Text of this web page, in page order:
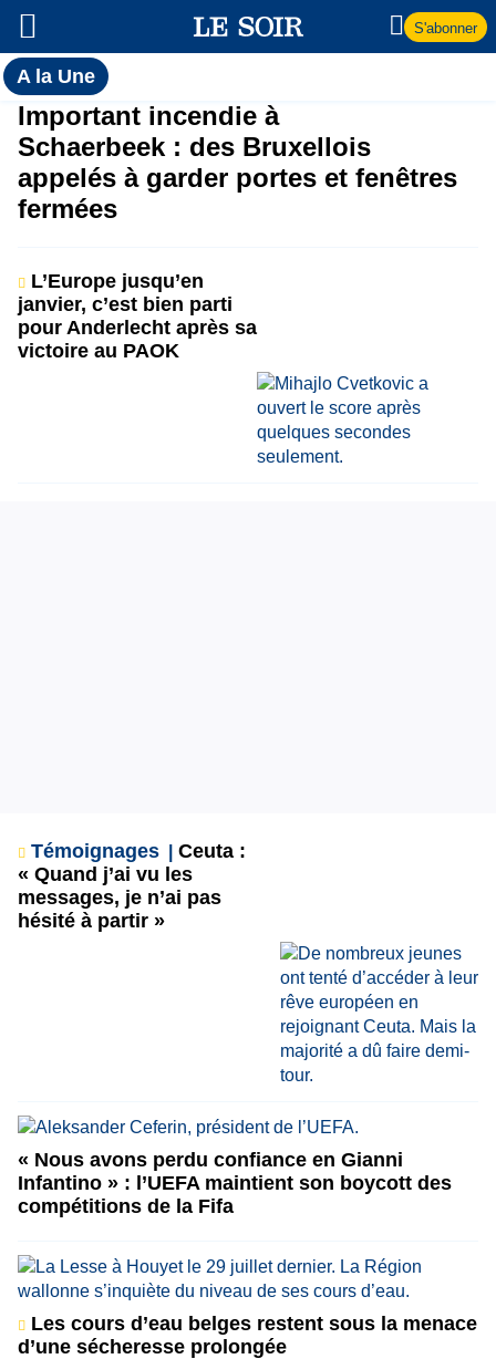
S'abonner
A la UneToutes
l'actualité
du Soir
A
la
Une
Important incendie à
Schaerbeek : des Bruxellois
appelés à garder portes et fenêtres
fermées
L’Europe jusqu’en
janvier, c’est bien parti
pour Anderlecht après sa
victoire au PAOK
Témoignages
Ceuta :
« Quand j’ai vu les
messages, je n’ai pas
hésité à partir »
« Nous avons perdu confiance en Gianni
Infantino » : l’UEFA maintient son boycott des
compétitions de la Fifa
Les cours d’eau belges restent sous la menace
d’une sécheresse prolongée